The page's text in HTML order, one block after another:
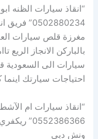
مغرزة قلص سيارات
سيارات الى
احتياجات سيارتك
ونش دبي